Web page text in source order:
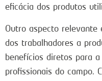
eficácia dos produtos
Outro aspecto relevante
dos trabalhadores a
benefícios diretos para
profissionais do campo.